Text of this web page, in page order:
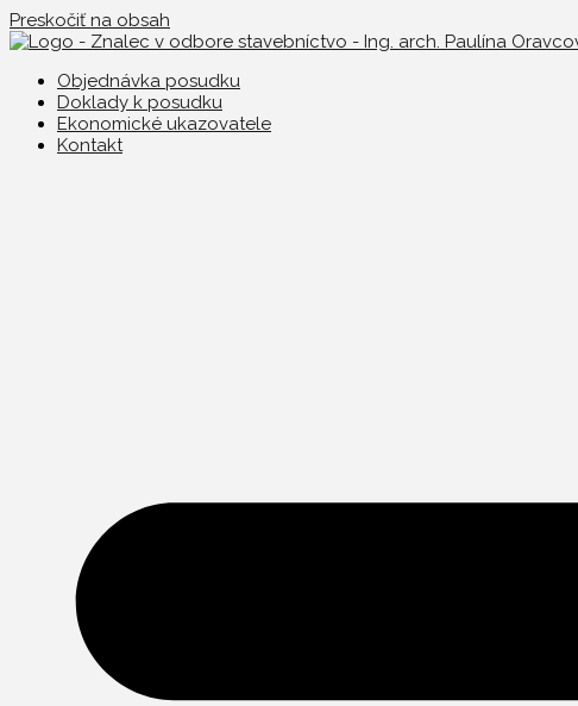
Preskočiť na obsah
Objednávka posudku
Doklady k posudku
Ekonomické ukazovatele
Kontakt